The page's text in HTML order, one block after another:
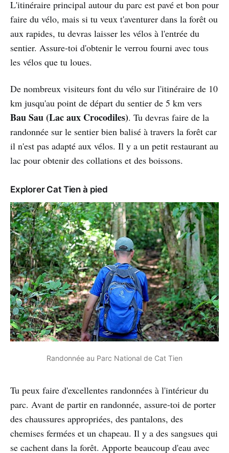
L'itinéraire principal autour du parc est pavé et bon pour
faire du vélo, mais si tu veux t'aventurer dans la forêt ou
aux rapides, tu devras laisser les vélos à l'entrée du
sentier. Assure-toi d'obtenir le verrou fourni avec tous
les vélos que tu loues.
De nombreux visiteurs font du vélo sur l'itinéraire de 10
km jusqu'au point de départ du sentier de 5 km vers
Bau Sau (Lac aux Crocodiles). Tu devras faire de la
randonnée sur le sentier bien balisé à travers la forêt car
il n'est pas adapté aux vélos. Il y a un petit restaurant au
lac pour obtenir des collations et des boissons.
Explorer Cat Tien à pied
Randonnée au Parc National de Cat Tien
Tu peux faire d'excellentes randonnées à l'intérieur du
parc. Avant de partir en randonnée, assure-toi de porter
des chaussures appropriées, des pantalons, des
chemises fermées et un chapeau. Il y a des sangsues qui
se cachent dans la forêt. Apporte beaucoup d'eau avec